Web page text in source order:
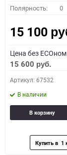
Полярность: 0
15 100
Цена без
15 600 руб.
Артикул: 67532
В наличии
В корзину